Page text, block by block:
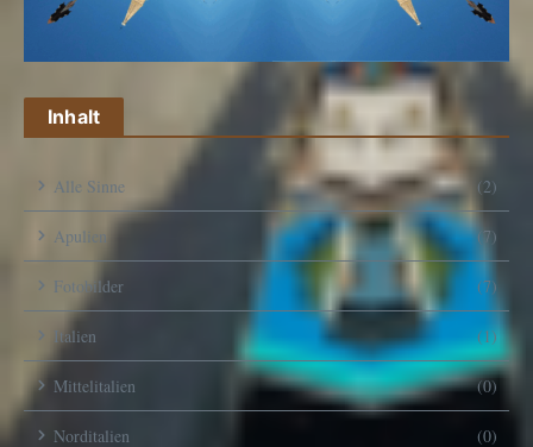
Inhalt
Alle Sinne (2)
Apulien (7)
Fotobilder (7)
Italien (1)
Mittelitalien (0)
Norditalien (0)